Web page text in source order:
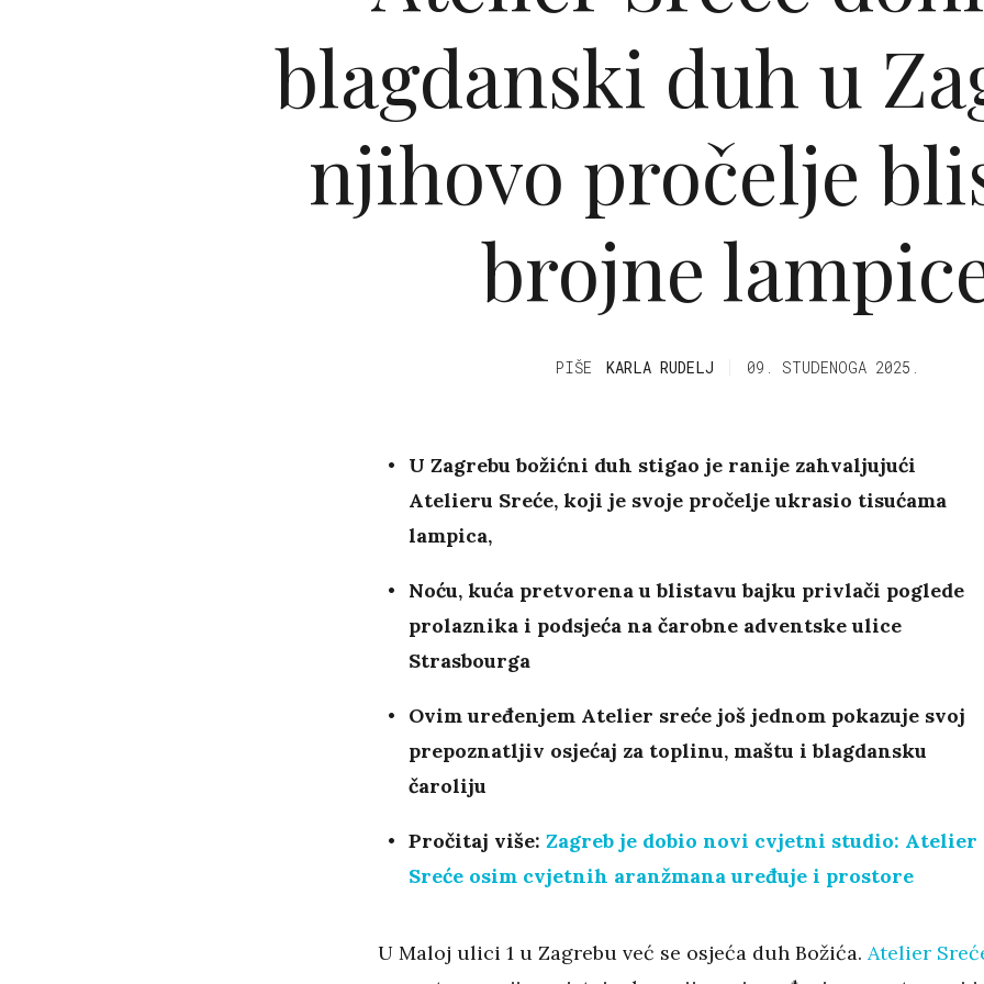
blagdanski duh u
njihovo pročelje
brojne
PIŠE KARLA RUDELJ 09. STUDENOGA 2025.
U Zagrebu božićni duh stigao je ranije zahvaljujući
Atelieru Sreće, koji je svoje pročelje ukrasio tisućama
lampica,
Noću, kuća pretvorena u blistavu bajku privlači poglede
prolaznika i podsjeća na čarobne adventske ulice
Strasbourga
Ovim uređenjem Atelier sreće još jednom pokazuje svoj
prepoznatljiv osjećaj za toplinu, maštu i blagdansku
čaroliju
Pročitaj više: Zagreb je dobio novi cvjetni studio: Atelier
Sreće osim cvjetnih aranžmana uređuje i prostore
U Maloj ulici 1 u Zagrebu već se osjeća duh Božića. Atelier